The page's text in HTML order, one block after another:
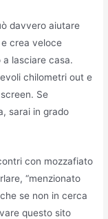
davvero aiutare
e crea veloce
lasciare casa.
chilometri out e
Se
sarai in grado
con mozzafiato
“menzionato
se non in cerca
questo sito